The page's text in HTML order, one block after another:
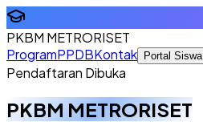
PKBM METRORISET
ProgramPPDBKontak Portal Siswa
Pendaftaran Dibuka
PKBM METRORISET